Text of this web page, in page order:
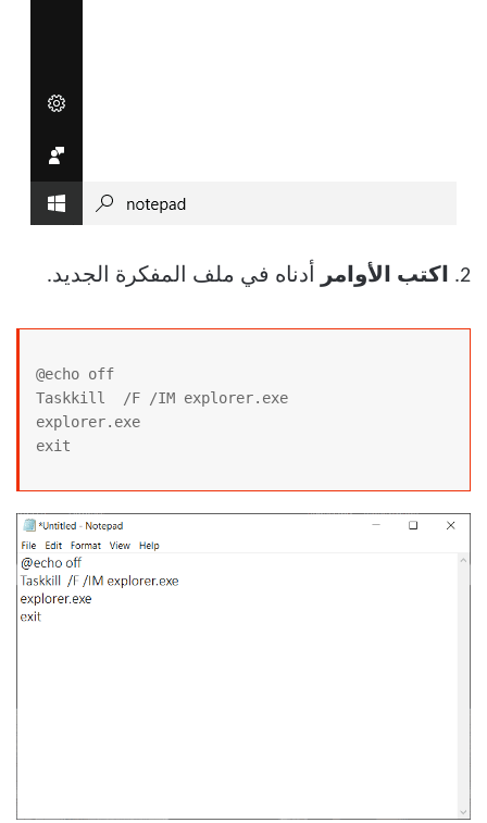
2. اكتب الأوامر أدناه في ملف المفكرة الجديد.
@echo off
Taskkill  /F /IM explorer.exe
explorer.exe
exit